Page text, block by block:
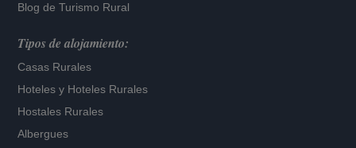
Blog de Turismo Rural
Tipos de alojamiento:
Casas Rurales
Hoteles y Hoteles Rurales
Hostales Rurales
Albergues